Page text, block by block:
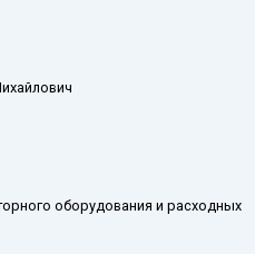
оборудования и расходных